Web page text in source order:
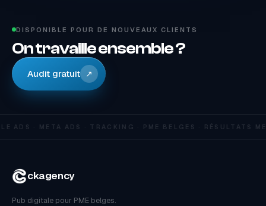
DISPONIBLE POUR DE NOUVEAUX CLIENTS
On travaille ensemble ?
Audit gratuit ↗
ADS · META ADS · TRACKING · PME BELGES · RÉSULTATS
ckagency
Pub digitale pour PME belges.